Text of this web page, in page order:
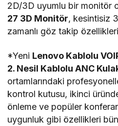
2D/3D uyumlu bir monitör
27 3D Monitör, kesintisiz
zamanlı göz takip
*Yeni Lenovo Kablolu
2. Nesil Kablolu ANC
ortamlarındaki
kontrol kutusu, ikinci
önleme ve popüler
uygunluk gibi özellikleri